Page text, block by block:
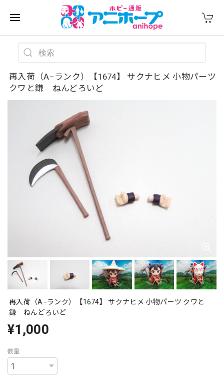
再入荷（A−ランク）【1674】 サクナヒメ 小物パーツ
クワと鎌 ねんどろいど
再入荷（A−ランク）【1674】 サクナヒメ 小物パーツ クワと
鎌 ねんどろいど
¥1,000
数量